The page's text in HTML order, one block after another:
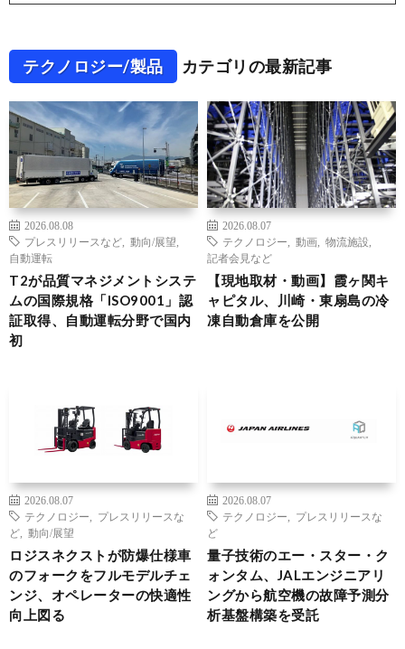
テクノロジー/製品 カテゴリの最新記事
2026.08.08
プレスリリースなど
動向/展望
自動運転
T2が品質マネジメントシステ
ムの国際規格「ISO9001」認
証取得、自動運転分野で国内
初
2026.08.07
テクノロジー
動画 物流施設
記者会見など
【現地取材・動画】霞ヶ関キ
ャピタル、川崎・東扇島の冷
凍自動倉庫を公開
2026.08.07
テクノロジー
プレスリリースな
ど
動向/展望
ロジスネクストが防爆仕様車
のフォークをフルモデルチェ
ンジ、オペレーターの快適性
向上図る
2026.08.07
テクノロジー
プレスリリースな
ど
量子技術のエー・スター・ク
ォンタム、JALエンジニアリ
ングから航空機の故障予測分
析基盤構築を受託